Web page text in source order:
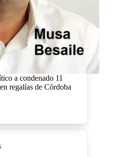
a condenado 11
regalías de Córdoba